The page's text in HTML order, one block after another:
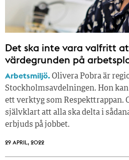
Det ska inte vara valfritt
värdegrunden på
Arbetsmiljö.Olivera Pobra är
Stockholmsavdelningen. Hon
ett verktyg som Respekttrappan.
självklart att alla ska delta i
erbjuds på jobbet.
29 APRIL, 2022